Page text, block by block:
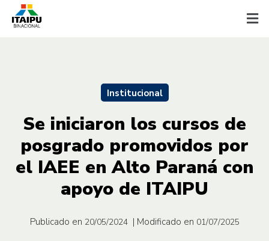
Institucional
Se iniciaron los cursos de
posgrado promovidos por
el IAEE en Alto Paraná con
apoyo de ITAIPU
Publicado en 20/05/2024 | Modificado en 01/07/2025